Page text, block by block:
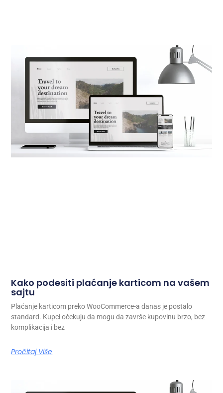
Kako podesiti plaćanje karticom na vašem
sajtu
Plaćanje karticom preko WooCommerce-a danas je postalo
standard. Kupci očekuju da mogu da završe kupovinu brzo, bez
komplikacija i bez
Pročitaj Više